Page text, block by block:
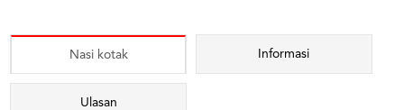
Nasi kotak Informasi
Ulasan